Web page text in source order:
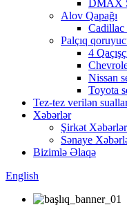
DMAX
Alov Qapağı
Cadillac
Palçıq
4
Nissan
Toyota
Tez-tez verilən
Xəbərlər
Şirkət
Sənaye
Bizimlə Əlaqə
English